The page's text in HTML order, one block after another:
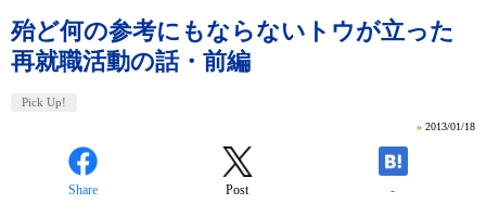
殆ど何の参考にもならないトウが立った
再就職活動の話・前編
Pick Up!
» 2013/01/18
Share Post -